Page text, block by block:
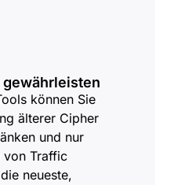
gewährleisten
können Sie
älterer Cipher
und nur
von Traffic
neueste,